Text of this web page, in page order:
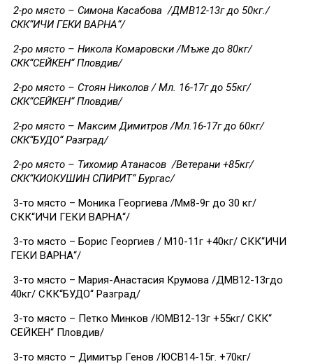
2-ро място – Симона Касабова /ДМВ12-13г до 50кг./
СКК“ИЧИ ГЕКИ ВАРНА“/
2-ро място – Никола Комаровски /Мъже до 80кг/
СКК“СЕЙКЕН“ Пловдив/
2-ро място – Стоян Николов / Мл. 16-17г до 55кг/
СКК“СЕЙКЕН“ Пловдив/
2-ро място – Максим Димитров /Мл.16-17г до 60кг/
СКК“БУДО“ Разград/
2-ро място – Тихомир Атанасов /Ветерани +85кг/
СКК“КИОКУШИН СПИРИТ“ Бургас/
3-то място – Моника Георгиева /Мм8-9г до 30 кг/
СКК“ИЧИ ГЕКИ ВАРНА“/
3-то място – Борис Георгиев / М10-11г +40кг/ СКК“ИЧИ
ГЕКИ ВАРНА“/
3-то място – Мария-Анастасия Крумова /ДМВ12-13гдо
40кг/ СКК“БУДО“ Разград/
3-то място – Петко Минков /ЮМВ12-13г +55кг/ СКК“
СЕЙКЕН“ Пловдив/
3-то място – Димитър Генов /ЮСВ14-15г. +70кг/